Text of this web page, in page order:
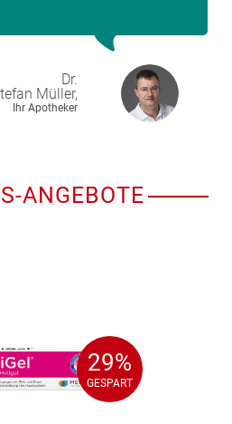
Dr.
Müller,
Ihr Apotheker
ANGEBOTE
29%
GESPART
29%
GESPART